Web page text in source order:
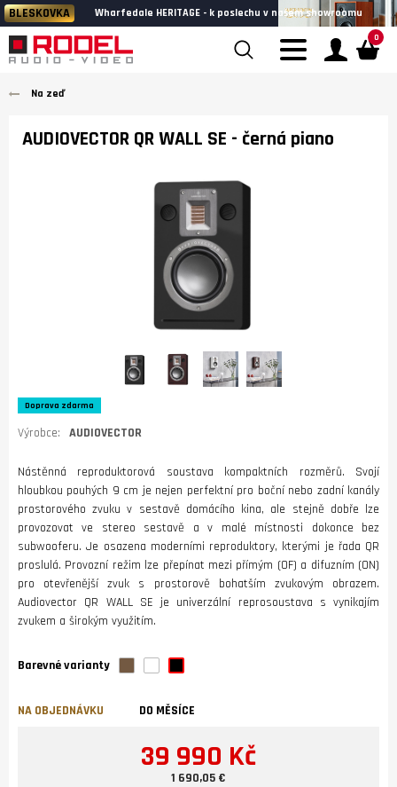
BLESKOVKA Wharfedale HERITAGE - k poslechu v našem showroomu
0
Na zeď
AUDIOVECTOR QR WALL SE - černá piano
Doprava zdarma
Výrobce: AUDIOVECTOR
Nástěnná reproduktorová soustava kompaktních rozměrů. Svojí
hloubkou pouhých 9 cm je nejen perfektní pro boční nebo zadní kanály
prostorového zvuku v sestavě domácího kina, ale stejně dobře lze
provozovat ve stereo sestavě a v malé místnosti dokonce bez
subwooferu. Je osazena moderními reproduktory, kterými je řada QR
proslulá. Provozní režim lze přepínat mezi přímým (OF) a difuzním (ON)
pro otevřenější zvuk s prostorově bohatším zvukovým obrazem.
Audiovector QR WALL SE je univerzální reprosoustava s vynikajím
zvukem a širokým využitím.
Barevné varianty
NA OBJEDNÁVKU DO MĚSÍCE
39 990 Kč
1 690,05 €